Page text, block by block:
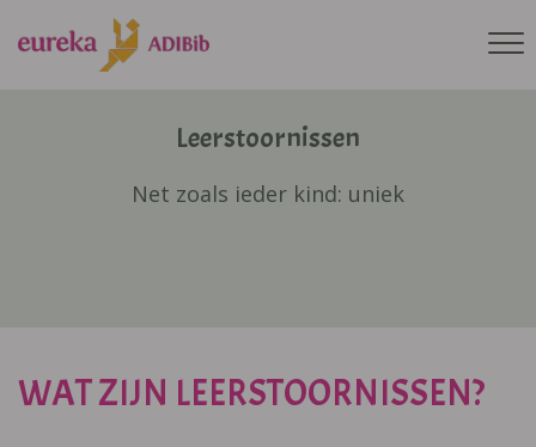
Leerstoornissen
Net zoals ieder kind: uniek
WAT ZIJN LEERSTOORNISSEN?